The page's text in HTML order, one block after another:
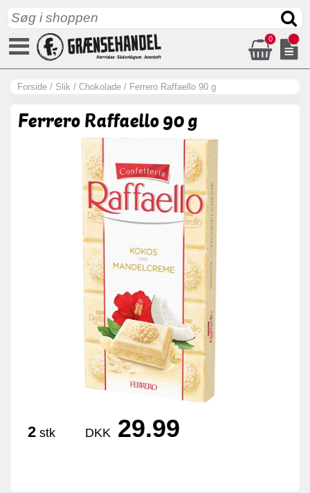
0
Forside / Slik / Chokolade / Ferrero Raffaello 90 g
Ferrero Raffaello 90 g
2 stk DKK 29.99